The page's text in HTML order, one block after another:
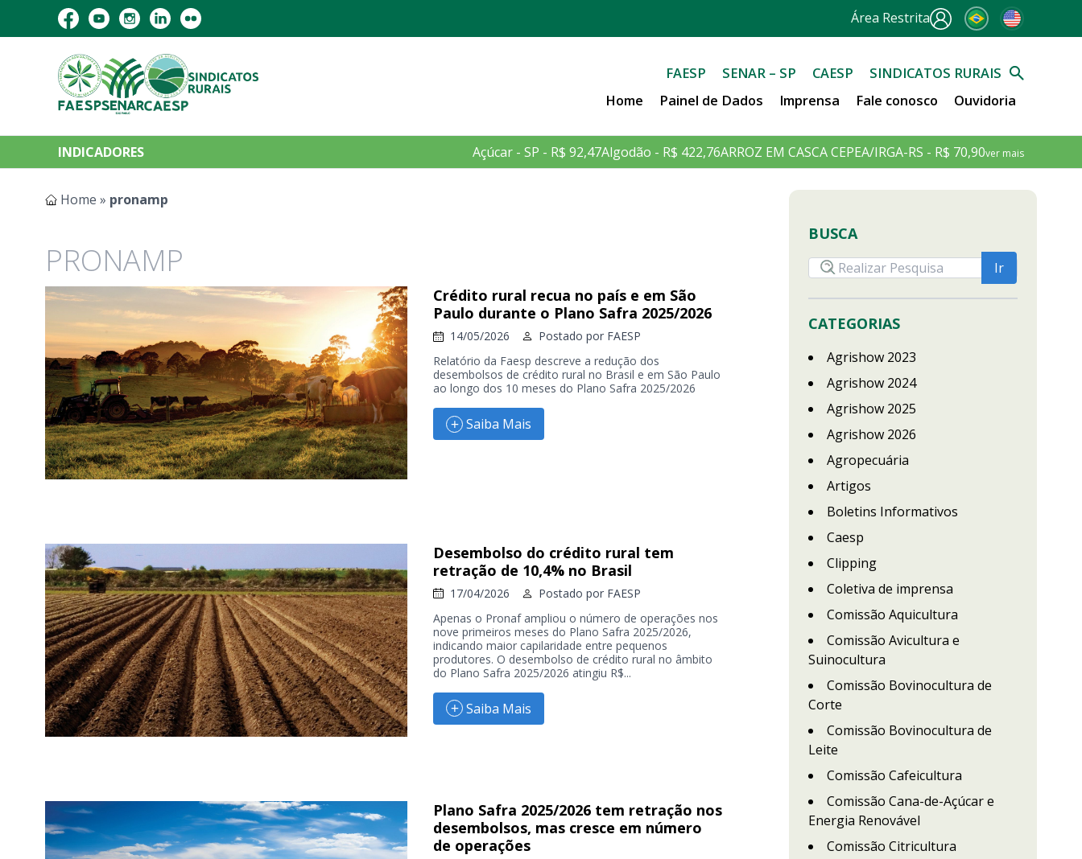
Área Restrita
FAESP SENAR – SP CAESP
SINDICATOS RURAIS
Home
Painel de Dados Imprensa Fale conosco Ouvidoria
INDICADORES Açúcar - SP - R$ 92,47Algodão - R$ 422,76ARROZ EM CASCA CEPEA/IRGA-RS - R$ 70,90ver mais
Home » pronamp
PRONAMP
Crédito rural recua no país e em São
Paulo durante o Plano Safra 2025/2026
14/05/2026 Postado por FAESP
Relatório da Faesp descreve a redução dos
desembolsos de crédito rural no Brasil e em São Paulo
ao longo dos 10 meses do Plano Safra 2025/2026
Saiba Mais
Desembolso do crédito rural tem
retração de 10,4% no Brasil
17/04/2026 Postado por FAESP
Apenas o Pronaf ampliou o número de operações nos
nove primeiros meses do Plano Safra 2025/2026,
indicando maior capilaridade entre pequenos
produtores. O desembolso de crédito rural no âmbito
do Plano Safra 2025/2026 atingiu R$...
Saiba Mais
Plano Safra 2025/2026 tem retração nos
desembolsos, mas cresce em número
de operações
BUSCA
CATEGORIAS
Agrishow 2023
Agrishow 2024
Agrishow 2025
Agrishow 2026
Agropecuária
Artigos
Boletins Informativos
Caesp
Clipping
Coletiva de imprensa
Comissão Aquicultura
Comissão Avicultura e
Suinocultura
Comissão Bovinocultura de
Corte
Comissão Bovinocultura de
Leite
Comissão Cafeicultura
Comissão Cana-de-Açúcar e
Energia Renovável
Comissão Citricultura